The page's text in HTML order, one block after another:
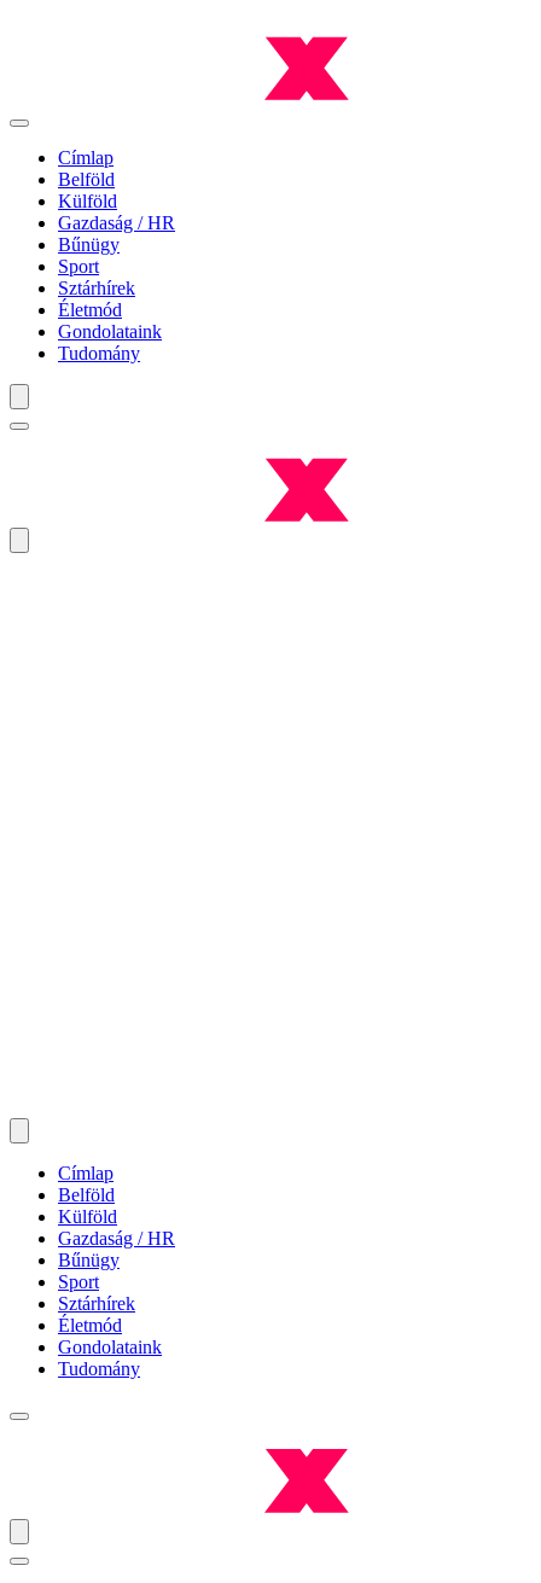
Címlap
Belföld
Külföld
Gazdaság / HR
Bűnügy
Sport
Sztárhírek
Életmód
Gondolataink
Tudomány
Címlap
Belföld
Külföld
Gazdaság / HR
Bűnügy
Sport
Sztárhírek
Életmód
Gondolataink
Tudomány